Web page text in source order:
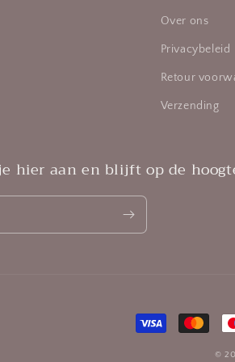
Over ons
Privacybeleid
Retour
Verzending
hier aan en blijft op de
Betaalmethoden
©